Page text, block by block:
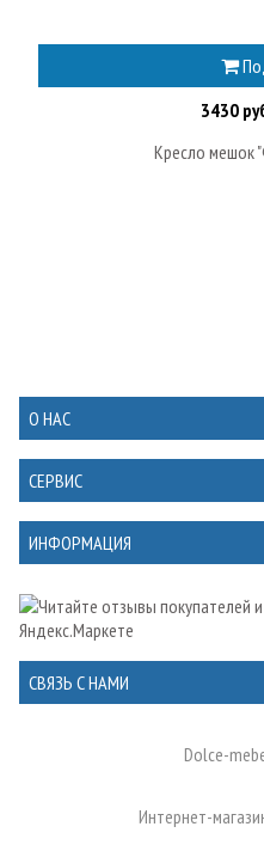
3430
Кресло мешок
О НАС
СЕРВИС
ИНФОРМАЦИЯ
СВЯЗЬ С НАМИ
Dolce-
Интернет-